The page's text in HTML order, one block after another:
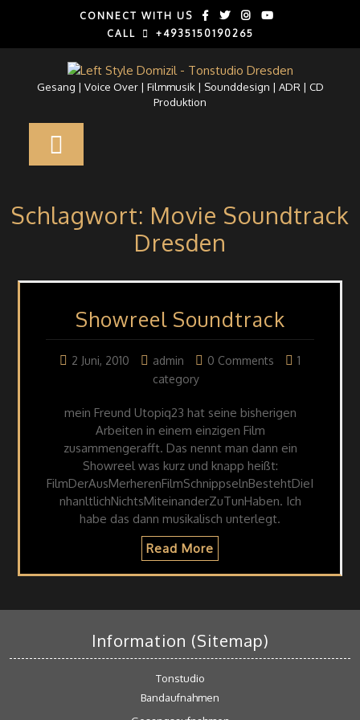
CONNECT WITH US
CALL
+4935150190265
Gesang | Voice Over | Filmmusik | Sounddesign | ADR | CD
Produktion
Schlagwort: Movie Soundtrack
Dresden
Showreel Soundtrack
2 Juni, 2010 admin 0 Comments
1
category
mein Freund Utopiq23 hat seine bisherigen
Arbeiten in einem einzigen Film
zusammengerafft. Das nennt man dann ein
Showreel was kurz und knapp heißt:
FilmDerAusMerherenFilmSchnippselnBestehtDieI
nhanltlichNichtsMiteinanderZuTunHaben. Ich
habe das dann musikalisch unterlegt.
Read More
Information (Sitemap)
Tonstudio
Bandaufnahmen